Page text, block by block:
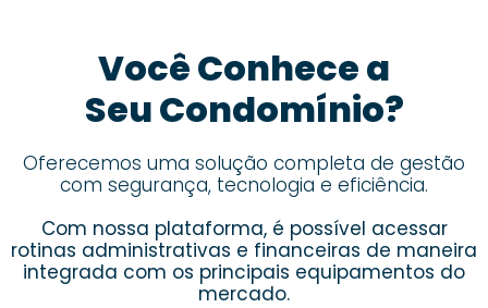
Você Conhece a
Seu Condomínio?
Oferecemos uma solução completa de gestão
com segurança, tecnologia e eficiência.
Com nossa plataforma, é possível acessar
rotinas administrativas e financeiras de maneira
integrada com os principais equipamentos do
mercado.